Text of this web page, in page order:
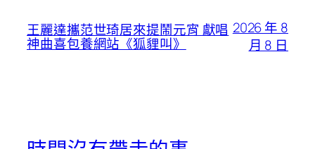
王麗達攜范世琦居來提鬧元宵 獻唱
神曲喜包養網站《狐貍叫》
2026 年 8
月 8 日